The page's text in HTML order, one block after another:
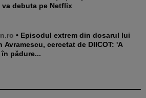
debuta pe Netflix
• Episodul extrem din dosarul lui
Avramescu, cercetat de DIICOT: 'A
pădure...